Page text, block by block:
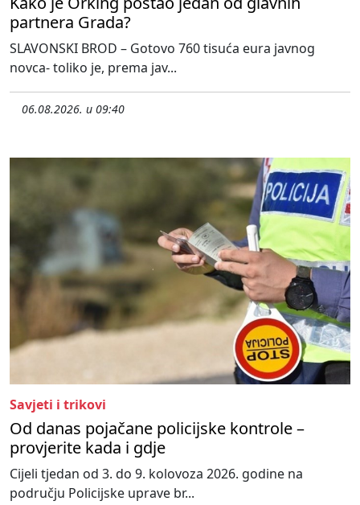
partnera Grada?
SLAVONSKI BROD – Gotovo 760 tisuća eura javnog
novca- toliko je, prema jav...
06.08.2026. u 09:40
Savjeti i trikovi
Od danas pojačane policijske kontrole –
provjerite kada i gdje
Cijeli tjedan od 3. do 9. kolovoza 2026. godine na
području Policijske uprave br...